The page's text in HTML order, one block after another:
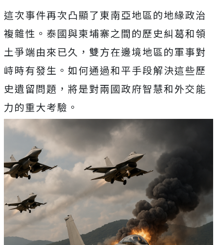
這次事件再次凸顯了東南亞地區的地緣政治
複雜性。泰國與柬埔寨之間的歷史糾葛和領
土爭端由來已久，雙方在邊境地區的軍事對
峙時有發生。如何通過和平手段解決這些歷
史遺留問題，將是對兩國政府智慧和外交能
力的重大考驗。